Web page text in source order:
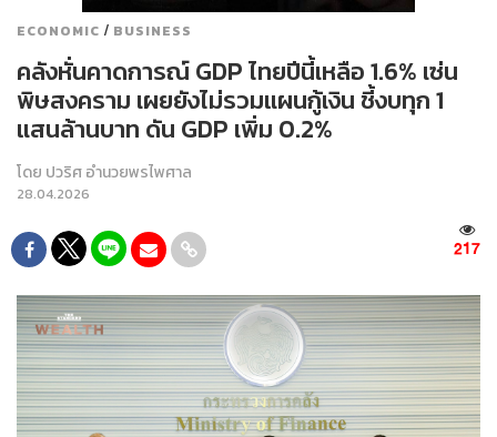
ECONOMIC / BUSINESS
คลังหั่นคาดการณ์ GDP ไทยปีนี้เหลือ 1.6% เซ่น
พิษสงคราม เผยยังไม่รวมแผนกู้เงิน ชี้งบทุก 1
แสนล้านบาท ดัน GDP เพิ่ม 0.2%
โดย ปวริศ อำนวยพรไพศาล
28.04.2026
217